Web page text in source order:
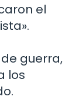
el
guerra,
los